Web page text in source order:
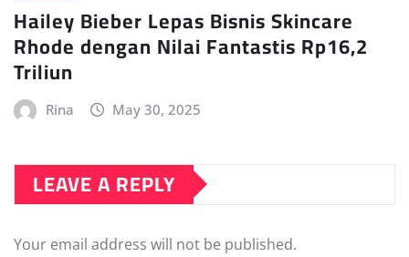
Hailey Bieber Lepas Bisnis Skincare
Rhode dengan Nilai Fantastis Rp16,2
Triliun
Rina May 30, 2025
LEAVE A REPLY
Your email address will not be published.